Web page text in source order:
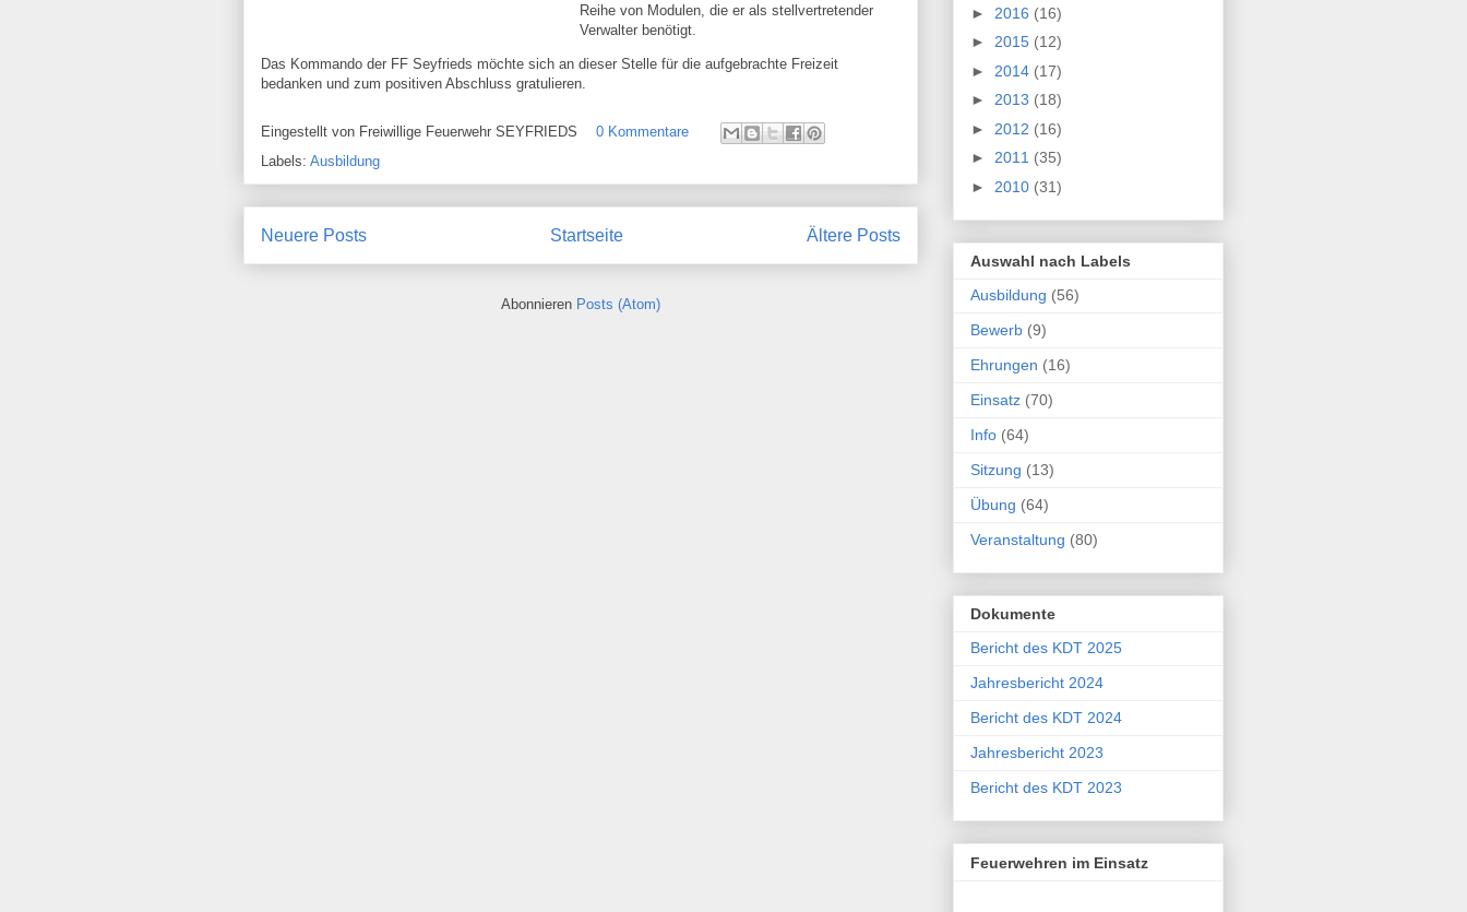
Reihe von Modulen, die er als stellvertretender
Verwalter benötigt.
Das Kommando der FF Seyfrieds möchte sich an dieser Stelle für die aufgebrachte Freizeit
bedanken und zum positiven Abschluss gratulieren.
Eingestellt von Freiwillige Feuerwehr SEYFRIEDS
0 Kommentare
Labels: Ausbildung
Neuere Posts Ältere Posts
Startseite
Abonnieren Posts (Atom)
► 2016 (16)
► 2015 (12)
► 2014 (17)
► 2013 (18)
► 2012 (16)
► 2011 (35)
► 2010 (31)
Auswahl nach Labels
Ausbildung (56)
Bewerb (9)
Ehrungen (16)
Einsatz (70)
Info (64)
Sitzung (13)
Übung (64)
Veranstaltung (80)
Dokumente
Bericht des KDT 2025
Jahresbericht 2024
Bericht des KDT 2024
Jahresbericht 2023
Bericht des KDT 2023
Feuerwehren im Einsatz